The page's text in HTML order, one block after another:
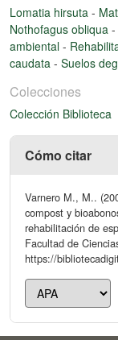
Lomatia hirsuta -
Nothofagus obliqua -
ambiental -
caudata - Suelos
Colecciones
Colección Biblioteca
Cómo citar
Varnero M., M..
compost y
rehabilitación de
Facultad de
https://